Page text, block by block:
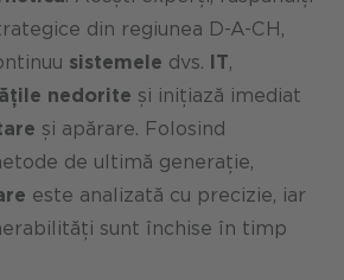
din regiunea D-A-CH,
sistemele dvs. IT,
nedorite și inițiază imediat
și apărare. Folosind
de ultimă generație,
este analizată cu precizie, iar
sunt închise în timp